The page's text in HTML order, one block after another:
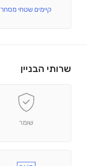
קיימים שטחי מסחר
שרותי הבניין
שומר